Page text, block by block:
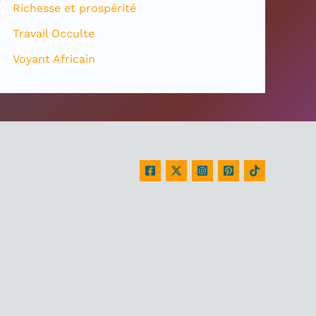
Richesse et prospérité
Travail Occulte
Voyant Africain